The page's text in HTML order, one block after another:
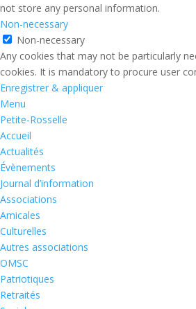
not store any personal information.
Non-necessary
Non-necessary
Any cookies that may not be particularly
cookies. It is mandatory to procure user
Enregistrer & appliquer
Menu
Petite-Rosselle
Accueil
Actualités
Évènements
Journal d’information
Associations
Amicales
Culturelles
Autres associations
OMSC
Patriotiques
Retraités